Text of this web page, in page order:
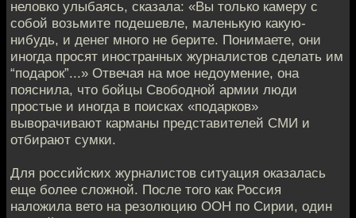
неловко улыбаясь, сказала: «Вы только камеру с
собой возьмите подешевле, маленькую какую-
нибудь, и денег много не берите. Понимаете, они
иногда просят иностранных журналистов сделать им
“подарок”...» Отвечая на мое недоумение, она
пояснила, что бойцы Свободной армии люди
простые и иногда в поисках «подарков»
выворачивают карманы представителей СМИ и
отбирают сумки.
Для российских журналистов ситуация оказалась
еще более сложной. После того как Россия
наложила вето на резолюцию ООН по Сирии, один